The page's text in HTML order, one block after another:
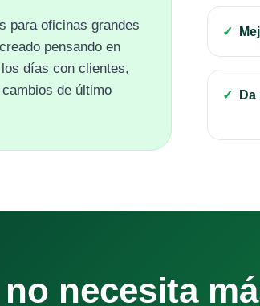
para oficinas grandes
pensando en
días con clientes,
de último
necesita